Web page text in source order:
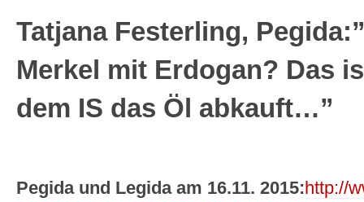
Tatjana Festerling,
Merkel mit Erdogan? Das
dem IS das Öl abkauft…”
Pegida und Legida am 16.11. 2015:http://